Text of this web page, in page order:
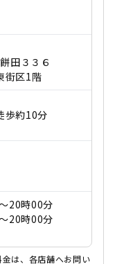
田３３６
街区1階
歩約10分
時00分
20時00分
は、各店舗へお問い